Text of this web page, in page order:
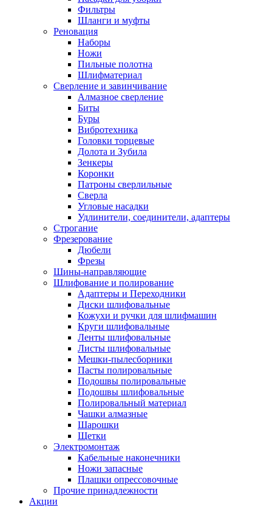
Фильтры
Шланги и муфты
Реновация
Наборы
Ножи
Пильные полотна
Шлифматериал
Сверление и завинчивание
Алмазное сверление
Биты
Буры
Вибротехника
Головки торцевые
Долота и Зубила
Зенкеры
Коронки
Патроны сверлильные
Сверла
Угловые насадки
Удлинители, соединители, адаптеры
Строгание
Фрезерование
Дюбели
Фрезы
Шины-направляющие
Шлифование и полирование
Адаптеры и Переходники
Диски шлифовальные
Кожухи и ручки для шлифмашин
Круги шлифовальные
Ленты шлифовальные
Листы шлифовальные
Мешки-пылесборники
Пасты полировальные
Подошвы полировальные
Подошвы шлифовальные
Полировальный материал
Чашки алмазные
Шарошки
Щетки
Электромонтаж
Кабельные наконечники
Ножи запасные
Плашки опрессовочные
Прочие принадлежности
Акции